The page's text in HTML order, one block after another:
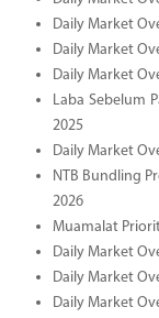
Daily Market
Daily Market
Daily Market
Laba Sebelum
2025
Daily Market
NTB Bundling
2026
Muamalat
Daily Market
Daily Market
Daily Market